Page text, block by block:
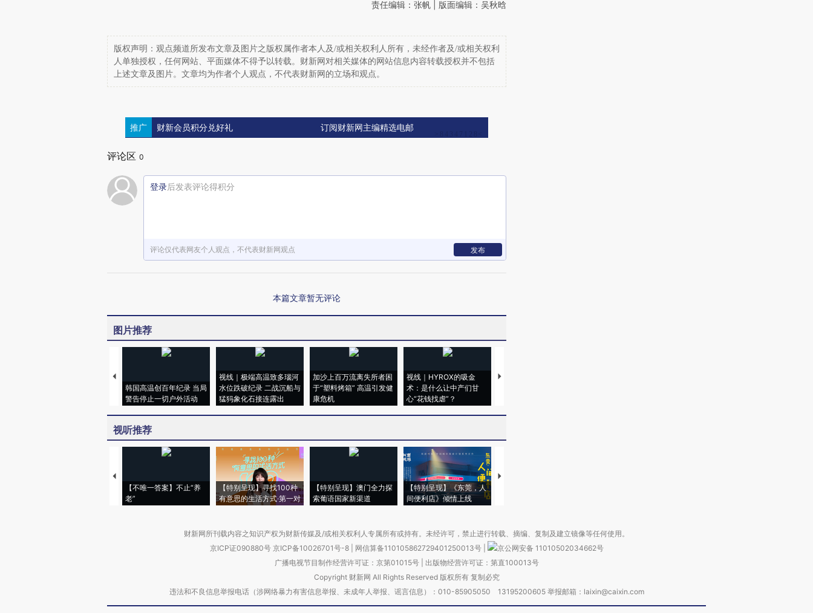
责任编辑：张帆 | 版面编辑：吴秋晗
版权声明：观点频道所发布文章及图片之版权属作者本人及/或相关权利人所有，未经作者及/或相关权利
人单独授权，任何网站、平面媒体不得予以转载。财新网对相关媒体的网站信息内容转载授权并不包括
上述文章及图片。文章均为作者个人观点，不代表财新网的立场和观点。
推广 财新会员积分兑好礼 订阅财新网主编精选电邮
评论区 0
登录后发表评论得积分
评论仅代表网友个人观点，不代表财新网观点 发布
本篇文章暂无评论
图片推荐
韩国高温创百年纪录 当局
警告停止一切户外活动
视线｜极端高温致多瑙河
水位跌破纪录 二战沉船与
猛犸象化石接连露出
加沙上百万流离失所者困
于“塑料烤箱” 高温引发健
康危机
视线｜HYROX的吸金
术：是什么让中产们甘
心“花钱找虐”？
马航飞行员跨国走私7万
视听推荐
【不唯一答案】不止“养
老”
【特别呈现】寻找100种
有意思的生活方式·第一对
【特别呈现】澳门全力探
索葡语国家新渠道
【特别呈现】《东莞，人
间便利店》倾情上线
【推广】走进第四届链博
财新网所刊载内容之知识产权为财新传媒及/或相关权利人专属所有或持有。未经许可，禁止进行转载、摘编、复制及建立镜像等任何使用。
京ICP证090880号 京ICP备10026701号-8 网信算备110105862729401250013号
京公网安备 11010502034662号
广播电视节目制作经营许可证：京第01015号| 出版物经营许可证：第直100013号
Copyright 财新网 All Rights Reserved 版权所有 复制必究
违法和不良信息举报电话（涉网络暴力有害信息举报、未成年人举报、谣言信息）：010-85905050 13195200605 举报邮箱：laixin@caixin.com